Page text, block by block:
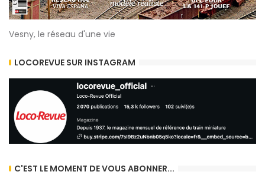
Vesny, le réseau d'une vie
LOCOREVUE SUR INSTAGRAM
C'EST LE MOMENT DE VOUS ABONNER...